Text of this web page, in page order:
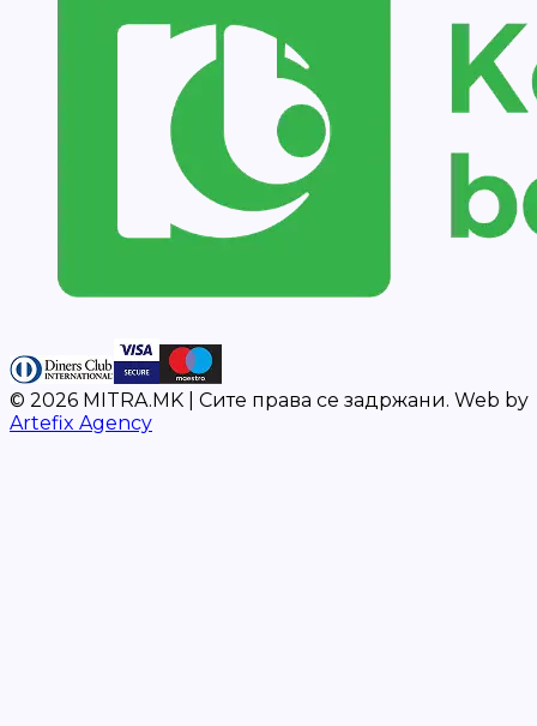
© 2026 MITRA.MK | Сите права се задржани. Web by
Artefix Agency